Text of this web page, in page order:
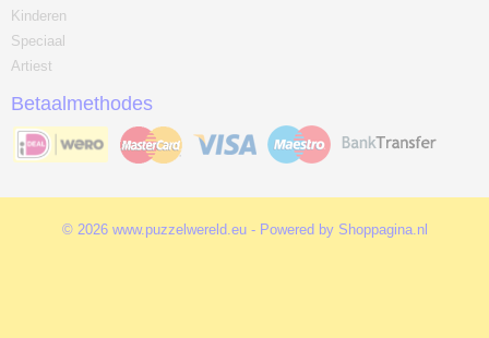
Kinderen
Speciaal
Artiest
Betaalmethodes
© 2026 www.puzzelwereld.eu - Powered by Shoppagina.nl